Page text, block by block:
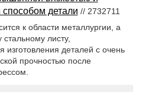
детали // 2732711
к области металлургии, а
листу,
изготовления деталей с очень
прочностью после